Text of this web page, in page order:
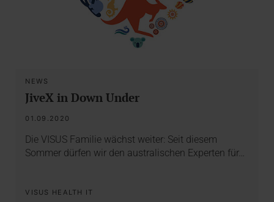
NEWS
JiveX in Down Under
01.09.2020
Die VISUS Familie wächst weiter: Seit diesem
Sommer dürfen wir den australischen Experten für…
VISUS HEALTH IT